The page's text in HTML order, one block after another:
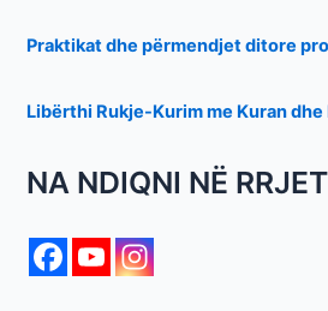
Praktikat dhe përmendjet ditore
Libërthi Rukje-Kurim me Kuran
NA NDIQNI NË